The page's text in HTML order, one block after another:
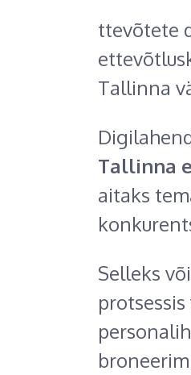
ttevõtete
Tallinna
Tallinna
aitaks
Selleks